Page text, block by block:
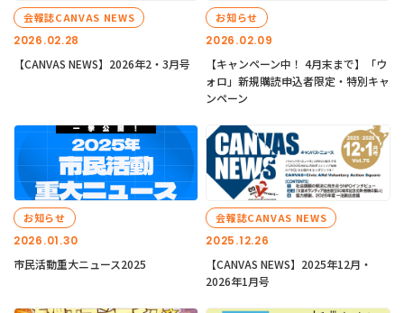
2026.02.28
会報誌CANVAS NEWS
【CANVAS NEWS】2026年2・3月号
2026.02.09
お知らせ
【キャンペーン中！ 4月末まで】「ウ
ォロ」新規購読申込者限定・特別キャ
ンペーン
2026.01.30
お知らせ
市民活動重大ニュース2025
2025.12.26
会報誌CANVAS NEWS
【CANVAS NEWS】2025年12月・
2026年1月号